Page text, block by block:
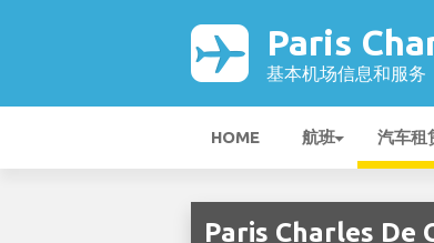
Paris
基本机场信息和服务
HOME 航班 汽车租
Paris Charles De